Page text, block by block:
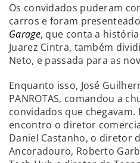
Os convidados puderam
carros e foram
Garage, que conta a
Juarez Cintra, também
Neto, e passada para as
Enquanto isso, José
PANROTAS, comandou a
convidados que
encontro o diretor
Daniel Castanho, o diretor
Ancoradouro, Roberto